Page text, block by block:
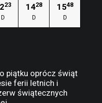
23
D
1428
D
1548
D
piątku oprócz świąt
ferii letnich i
świątecznych